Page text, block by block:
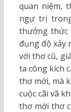
quan niệm,
ngự trị
thưởng thức
đụng độ xảy
với thơ cũ,
ta công kích
thơ mới, mà
cuộc cãi vã
thơ mới thơ